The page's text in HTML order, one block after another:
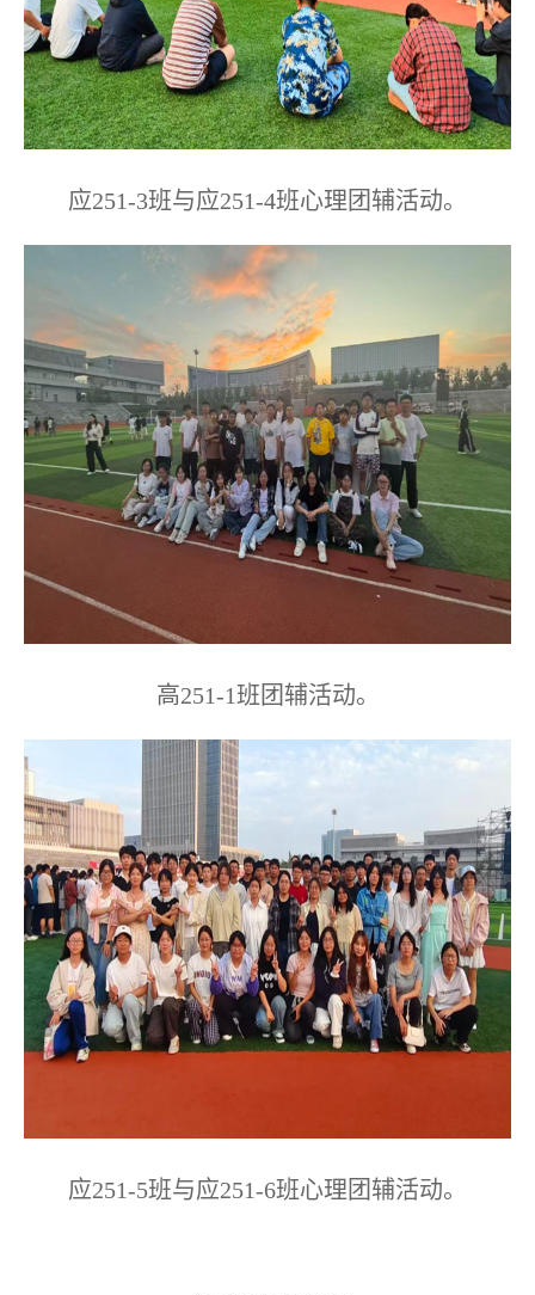
应251-3班与应251-4班心理团辅活动。
高251-1班团辅活动。
应251-5班与应251-6班心理团辅活动。